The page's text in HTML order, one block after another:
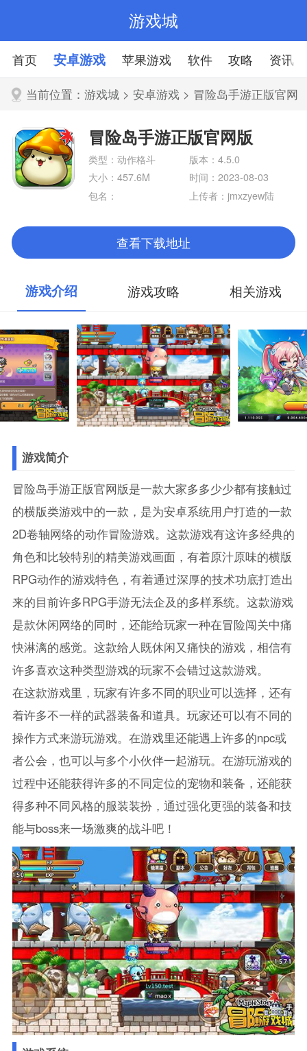
游戏城
首页 安卓游戏 苹果游戏 软件 攻略 资讯
当前位置：游戏城 >安卓游戏 > 冒险岛手游正版官网
版
冒险岛手游正版官网版
类型：动作格斗
版本：4.5.0
大小：457.6M
时间：2023-08-03
包名：
上传者：jmxzyew陆
查看下载地址
游戏介绍 游戏攻略 相关游戏
游戏简介
冒险岛手游正版官网版是一款大家多多少少都有接触过
的横版类游戏中的一款，是为安卓系统用户打造的一款
2D卷轴网络的动作冒险游戏。这款游戏有这许多经典的
角色和比较特别的精美游戏画面，有着原汁原味的横版
RPG动作的游戏特色，有着通过深厚的技术功底打造出
来的目前许多RPG手游无法企及的多样系统。这款游戏
是款休闲网络的同时，还能给玩家一种在冒险闯关中痛
快淋漓的感觉。这款给人既休闲又痛快的游戏，相信有
许多喜欢这种类型游戏的玩家不会错过这款游戏。
在这款游戏里，玩家有许多不同的职业可以选择，还有
着许多不一样的武器装备和道具。玩家还可以有不同的
操作方式来游玩游戏。在游戏里还能遇上许多的npc或
者公会，也可以与多个小伙伴一起游玩。在游玩游戏的
过程中还能获得许多的不同定位的宠物和装备，还能获
得多种不同风格的服装装扮，通过强化更强的装备和技
能与boss来一场激爽的战斗吧！